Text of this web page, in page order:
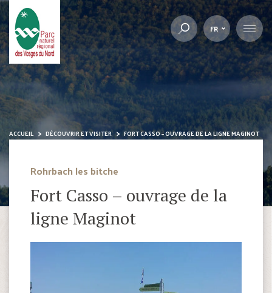
FR
ACCUEIL DÉCOUVRIR ET VISITER FORT CASSO – OUVRAGE DE LA LIGNE MAGINOT
Rohrbach les bitche
Fort Casso – ouvrage de la
ligne Maginot